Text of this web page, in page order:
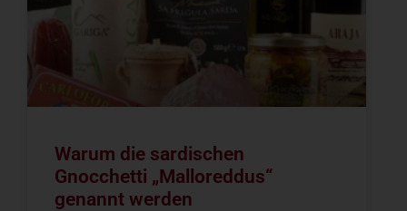
Warum die sardischen
Gnocchetti „Malloreddus“
genannt werden